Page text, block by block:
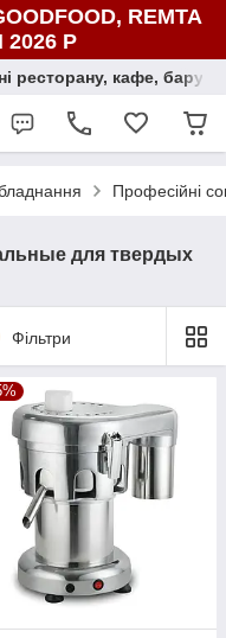
REMTA
Р
ресторану, кафе, бару,
Професійні
для твердых
Фільтри